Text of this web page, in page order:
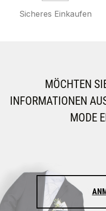
Sicheres Einkaufen
MÖCHTEN
INFORMATIONEN
MODE